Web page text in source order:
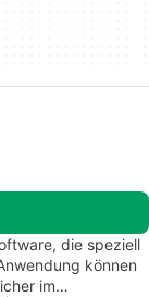
die speziell
können
im…